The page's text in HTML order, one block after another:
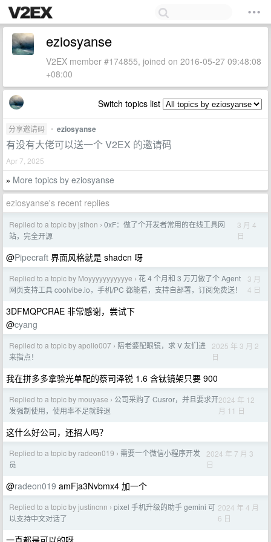
eziosyanse
V2EX member #174855, joined on 2016-05-27 09:48:08
+08:00
Switch topics list
分享邀请码 • eziosyanse
有没有大佬可以送一个 V2EX 的邀请码
Apr 7, 2025
» More topics by eziosyanse
eziosyanse's recent replies
Replied to a topic by jsthon › 0xF：做了个开发者常用的在线工具网
站，完全开源
3 月 4
日
@Pipecraft 界面风格就是 shadcn 呀
Replied to a topic by Moyyyyyyyyyyye › 花 4 个月和 3 万刀做了个 Agent
网页支持工具 coolvibe.io，手机/PC 都能看，支持自部署，订阅免费送！
3 月
4 日
3DFMQPCRAE 非常感谢，尝试下
@cyang
Replied to a topic by apollo007 › 陪老婆配眼镜，求 V 友们进
来指点！
2025 年 3 月 2
日
我在拼多多拿验光单配的蔡司泽锐 1.6 含钛镜架只要 900
Replied to a topic by mouyase › 公司采购了 Cusror，并且要求开
发强制使用，使用率不足就辞退
2024 年 12
月 11 日
这什么好公司，还招人吗？
Replied to a topic by radeon019 › 需要一个微信小程序开发
员
2024 年 7 月 3
日
@radeon019 amFja3Nvbmx4 加一个
Replied to a topic by justincnn › pixel 手机升级的助手 gemini 可
以支持中文对话了
2024 年 4 月
6 日
一直都是可以的呀